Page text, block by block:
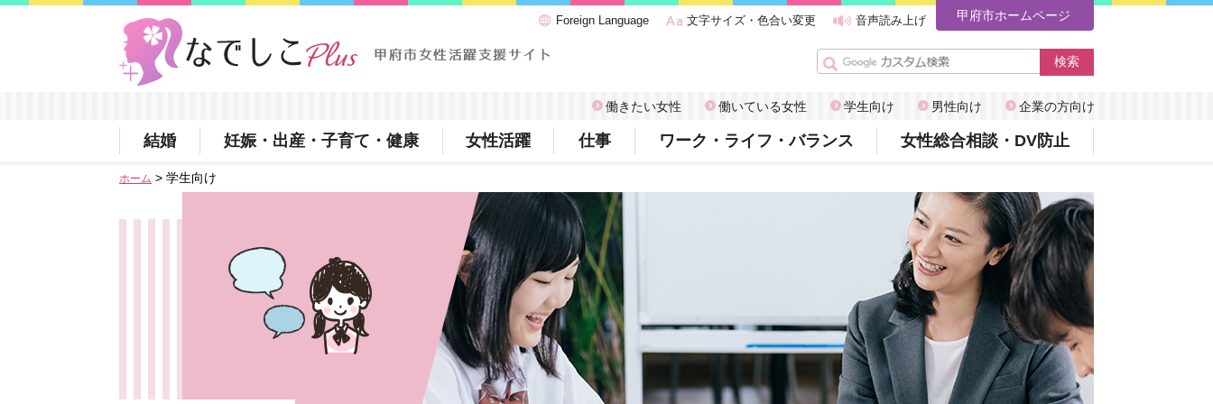
甲府なでしこプラス甲府市女性活躍支援サイト
Foreign Language 文字サイズ・色合い変更 音声読み上げ 甲府市ホームページ
働きたい女性 働いている女性 学生向け 男性向け 企業の方向け
結婚 妊娠・出産・子育て・健康 女性活躍 仕事 ワーク・ライフ・バランス 女性総合相談・DV防止
ホーム > 学生向け